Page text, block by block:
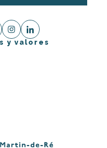
y valores